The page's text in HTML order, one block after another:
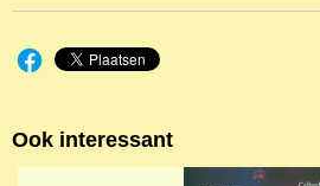
Ook interessant